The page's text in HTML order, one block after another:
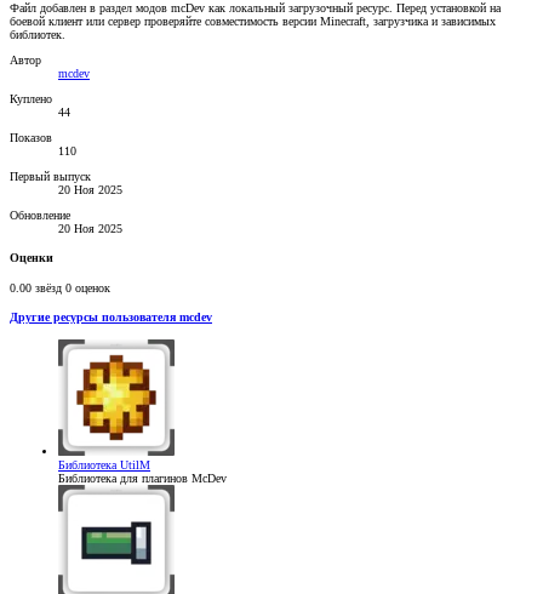
Файл добавлен в раздел модов mcDev как локальный загрузочный ресурс. Перед установкой на
боевой клиент или сервер проверяйте совместимость версии Minecraft, загрузчика и зависимых
библиотек.
Автор
mcdev
Куплено
44
Показов
110
Первый выпуск
20 Ноя 2025
Обновление
20 Ноя 2025
Оценки
0.00 звёзд 0 оценок
Другие ресурсы пользователя mcdev
Библиотека UtilM
Библиотека для плагинов McDev